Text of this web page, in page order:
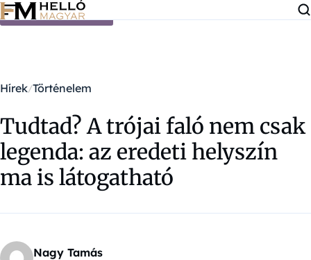
Ugrás a tartalomra
Hírek Történelem
Tudtad? A trójai faló nem csak
legenda: az eredeti helyszín
ma is látogatható
Nagy Tamás